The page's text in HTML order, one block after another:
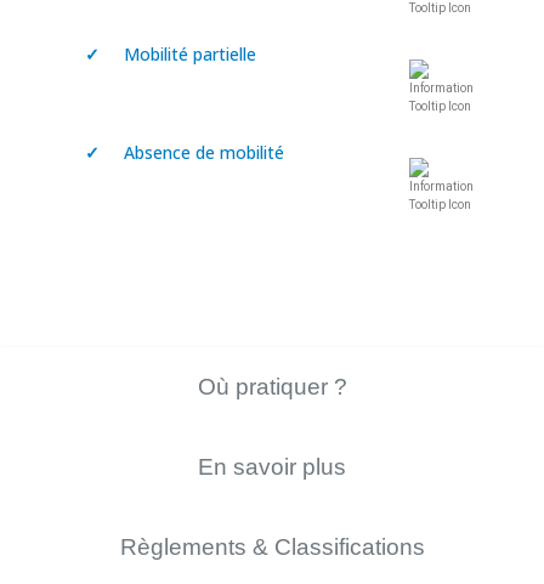
✓ Mobilité partielle
✓ Absence de mobilité
Où pratiquer ?
En savoir plus
Règlements & Classifications